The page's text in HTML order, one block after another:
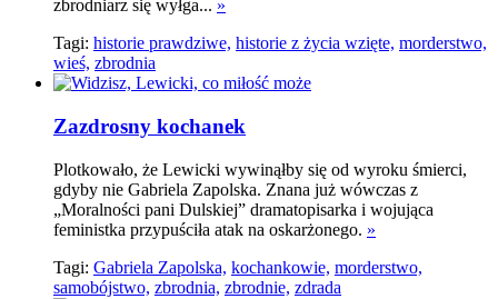
zbrodniarz się wyłga... »
Tagi: historie prawdziwe, historie z życia wzięte, morderstwo,
wieś, zbrodnia
Zazdrosny kochanek
Plotkowało, że Lewicki wywinąłby się od wyroku śmierci,
gdyby nie Gabriela Zapolska. Znana już wówczas z
„Moralności pani Dulskiej” dramatopisarka i wojująca
feministka przypuściła atak na oskarżonego. »
Tagi: Gabriela Zapolska, kochankowie, morderstwo,
samobójstwo, zbrodnia, zbrodnie, zdrada